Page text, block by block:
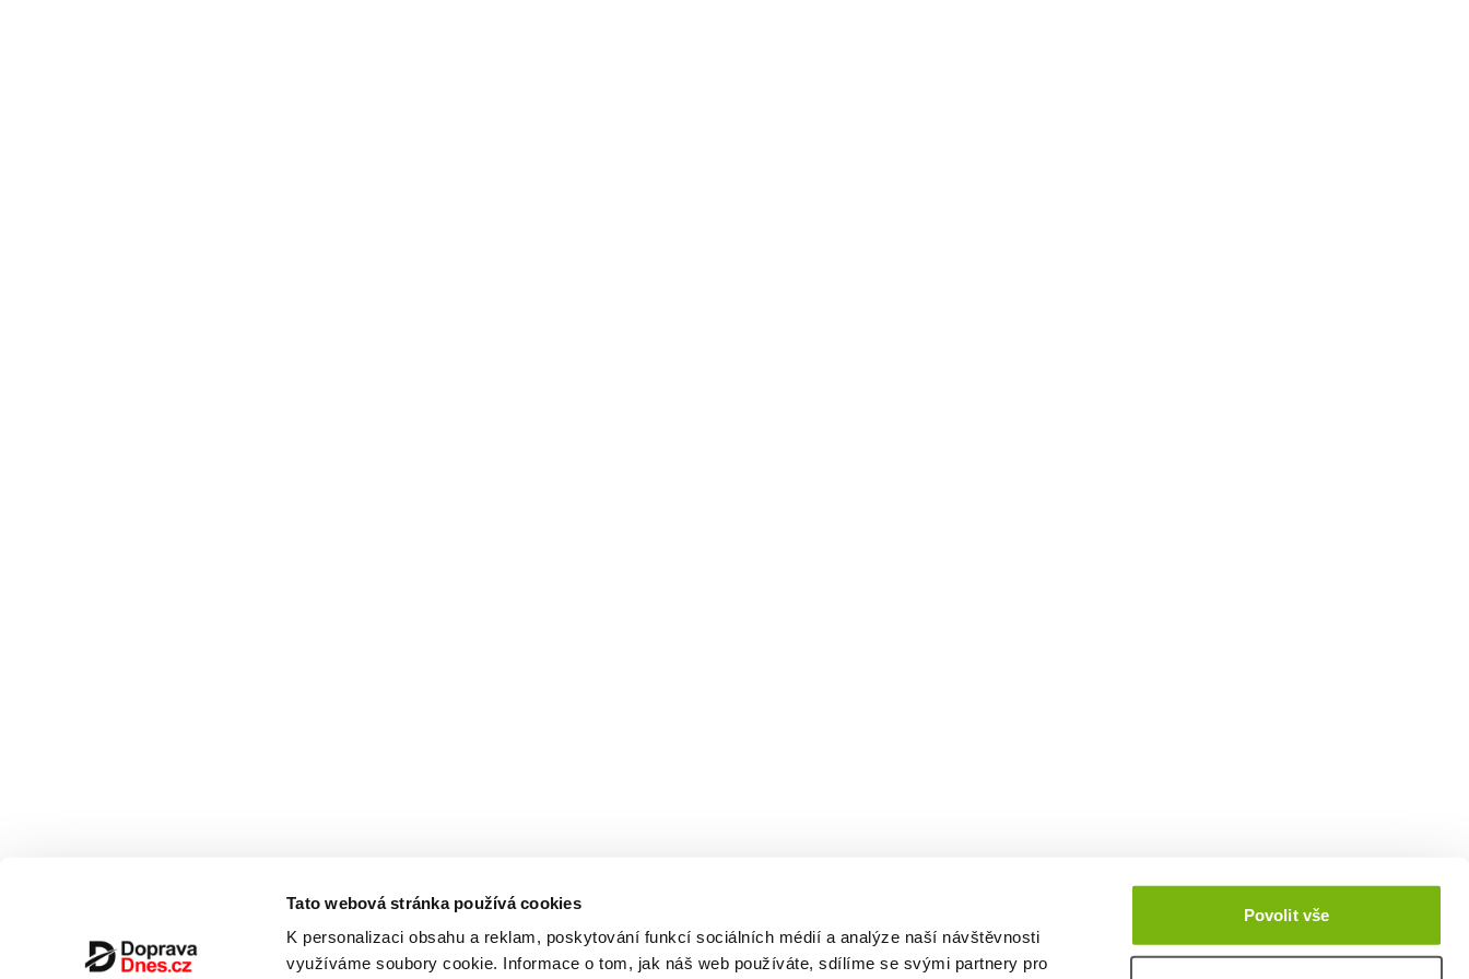
Tato webová stránka používá cookies
K personalizaci obsahu a reklam, poskytování funkcí sociálních médií a analýze naší návštěvnosti
využíváme soubory cookie. Informace o tom, jak náš web používáte, sdílíme se svými partnery pro
Povolit vše